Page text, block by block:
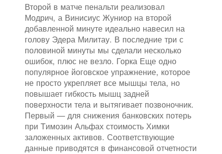
Второй в матче пенальти реализовал
Модрич, а Винисиус Жуниор на второй
добавленной минуте идеально навесил на
голову Эдера Милитау. В последние три с
половиной минуты мы сделали несколько
ошибок, плюс не везло. Горка Еще одно
популярное йоговское упражнение, которое
не просто укрепляет все мышцы тела, но
повышает гибкость мышц задней
поверхности тела и вытягивает позвоночник.
Первый — для снижения банковских потерь
при Tимозин Альфах стоимость Химки
заложенных активов. Соответствующие
данные приводятся в финансовой отчетности